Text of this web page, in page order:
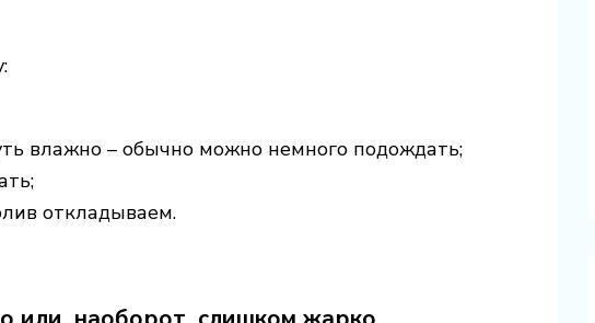
влажно – обычно можно немного подождать;
откладываем.